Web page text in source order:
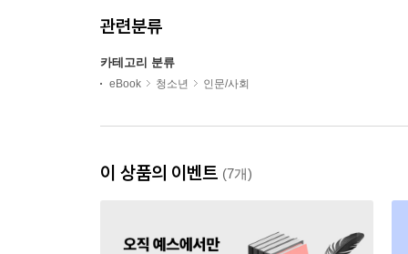
관련분류
카테고리 분류
eBook 청소년 인문/사회
이 상품의 이벤트 (7개)